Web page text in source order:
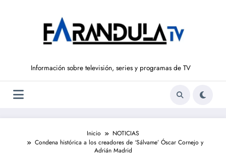
Información sobre televisión, series y programas de TV
Inicio
NOTICIAS
Condena histórica a los creadores de ‘Sálvame’ Óscar Cornejo y
Adrián Madrid